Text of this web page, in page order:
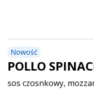
Nowość
POLLO
sos czosnkowy,